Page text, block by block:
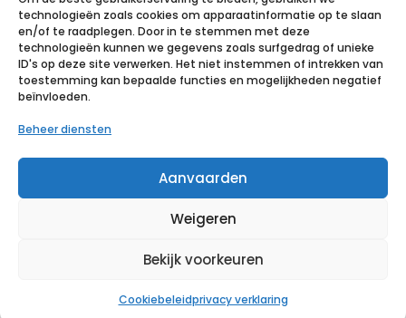
technologieën zoals cookies om apparaatinformatie op te slaan
en/of te raadplegen. Door in te stemmen met deze
technologieën kunnen we gegevens zoals surfgedrag of unieke
ID's op deze site verwerken. Het niet instemmen of intrekken van
toestemming kan bepaalde functies en mogelijkheden negatief
beïnvloeden.
Beheer diensten
Aanvaarden
Weigeren
Bekijk voorkeuren
Cookiebeleidprivacy verklaring
STERILUX ES
5x5cm 8l.st.
40×5 p/s
Voeg toe aan verlanglijst
MELOLIN KP
STER 5X 5CM
66974940 – 100
Voeg toe aan verlanglijst